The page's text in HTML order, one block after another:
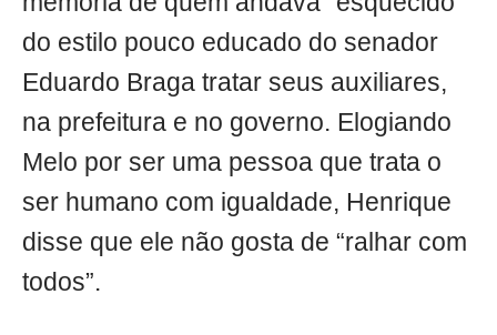
do estilo pouco educado do senador
Eduardo Braga tratar seus auxiliares,
na prefeitura e no governo. Elogiando
Melo por ser uma pessoa que trata o
ser humano com igualdade, Henrique
disse que ele não gosta de “ralhar com
todos”.